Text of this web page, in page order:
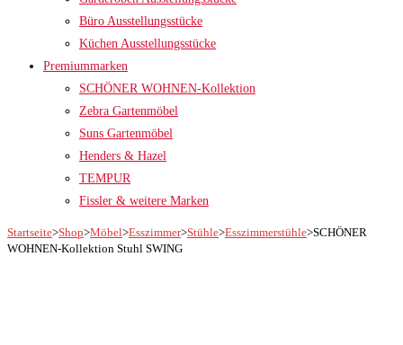
Büro Ausstellungsstücke
Küchen Ausstellungsstücke
Premiummarken
SCHÖNER WOHNEN-Kollektion
Zebra Gartenmöbel
Suns Gartenmöbel
Henders & Hazel
TEMPUR
Fissler & weitere Marken
Startseite>Shop>Möbel>Esszimmer>Stühle>Esszimmerstühle>SCHÖNER
WOHNEN-Kollektion Stuhl SWING